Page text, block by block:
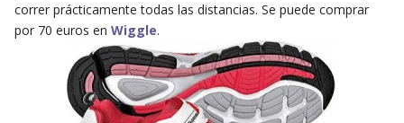
correr prácticamente todas las distancias. Se puede comprar
por 70 euros en Wiggle.